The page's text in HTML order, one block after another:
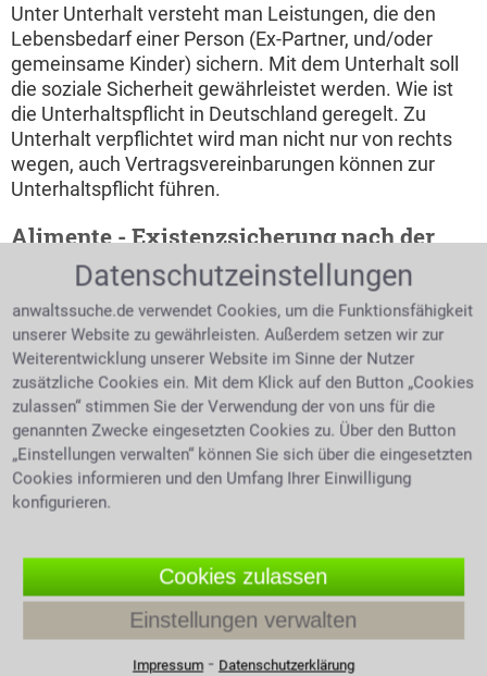
Unter Unterhalt versteht man Leistungen, die den
Lebensbedarf einer Person (Ex-Partner, und/oder
gemeinsame Kinder) sichern. Mit dem Unterhalt soll
die soziale Sicherheit gewährleistet werden. Wie ist
die Unterhaltspflicht in Deutschland geregelt. Zu
Unterhalt verpflichtet wird man nicht nur von rechts
wegen, auch Vertragsvereinbarungen können zur
Unterhaltspflicht führen.
Alimente - Existenzsicherung nach der
Trennung
Geldunterhalt meint den finanziellen Beitrag des
Unterhaltes. Beide Eltern sind unterhaltspflichtig,
jedoch ist darauf Rücksicht zu nehmen wie die
persönlichen Lebensverhältnisse sind. Beide
Elternteile haben gleichermaßen eine
Unterhaltspflicht gegenüber den gemeinsamen
Kindern. Um welche Art des Unterhaltes es sich
handelt hängt von der Position ab die man
übernehmen kann bzw. muss. Der Partner, bei dem
Naturalien nach, das heißt, er sorgt für ein Zuhause,
für Essen und Kleidung, kümmert sich um Schul- bzw.
Ausbildungsangelegenheiten und verbringt mit den
Kindern ganz allgemein Zeit. Der andere Elternteil
erbringt seine Pflicht in Form von Geldzahlungen an
Datenschutzeinstellungen
anwaltssuche.de verwendet Cookies, um die Funktionsfähigkeit
unserer Website zu gewährleisten. Außerdem setzen wir zur
Weiterentwicklung unserer Website im Sinne der Nutzer
zusätzliche Cookies ein. Mit dem Klick auf den Button „Cookies
zulassen“ stimmen Sie der Verwendung der von uns für die
genannten Zwecke eingesetzten Cookies zu. Über den Button
„Einstellungen verwalten“ können Sie sich über die eingesetzten
Cookies informieren und den Umfang Ihrer Einwilligung
konfigurieren.
Cookies zulassen
Einstellungen verwalten
Impressum⁃ Datenschutzerklärung